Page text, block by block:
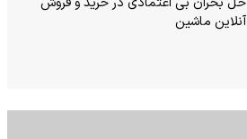
آنلاین ماشین